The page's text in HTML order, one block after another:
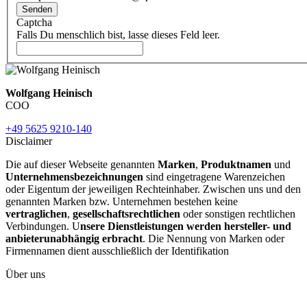
Senden
Captcha
Falls Du menschlich bist, lasse dieses Feld leer.
Wolfgang Heinisch
COO
+49 5625 9210-140
Disclaimer
Die auf dieser Webseite genannten Marken, Produktnamen und
Unternehmensbezeichnungen sind eingetragene Warenzeichen
oder Eigentum der jeweiligen Rechteinhaber. Zwischen uns und den
genannten Marken bzw. Unternehmen bestehen keine
vertraglichen, gesellschaftsrechtlichen oder sonstigen rechtlichen
Verbindungen. Unsere Dienstleistungen werden hersteller- und
anbieterunabhängig erbracht. Die Nennung von Marken oder
Firmennamen dient ausschließlich der Identifikation
Über uns